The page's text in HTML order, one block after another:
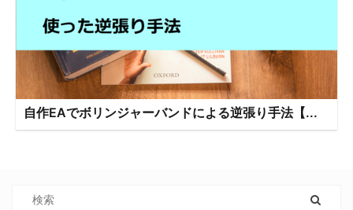
自作EAでボリンジャーバンドによる逆張り手法【...